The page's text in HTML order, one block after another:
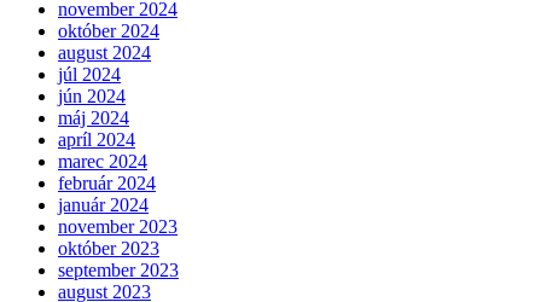
november 2024
október 2024
august 2024
júl 2024
jún 2024
máj 2024
apríl 2024
marec 2024
február 2024
január 2024
november 2023
október 2023
september 2023
august 2023